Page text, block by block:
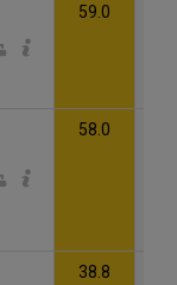
59.0
58.0
38.8